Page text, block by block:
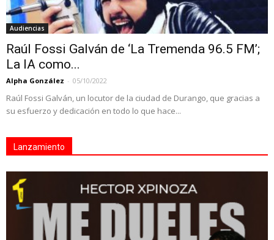
Audiencias
Raúl Fossi Galván de ‘La Tremenda 96.5 FM’;
La IA como...
Alpha González - 05/10/2022
Raúl Fossi Galván, un locutor de la ciudad de Durango, que gracias a
su esfuerzo y dedicación en todo lo que hace...
Lanzamiento